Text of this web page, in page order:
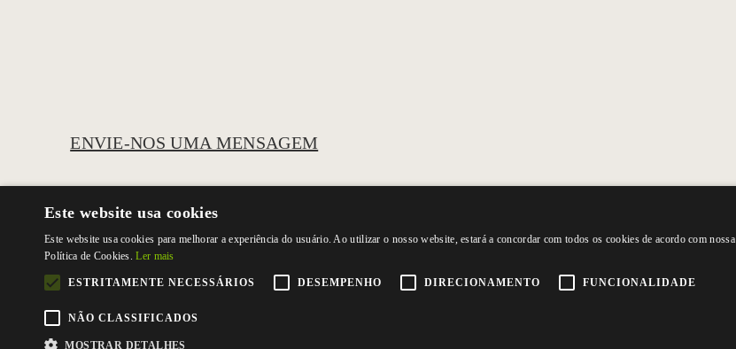
ENVIE-NOS UMA MENSAGEM
Este website usa cookies
Este website usa cookies para melhorar a experiência do usuário. Ao utilizar o nosso website, estará a concordar com todos os cookies de acordo com nossa
Política de Cookies.Ler mais
ESTRITAMENTE NECESSÁRIOS DESEMPENHO DIRECIONAMENTO FUNCIONALIDADE
NÃO CLASSIFICADOS
MOSTRAR DETALHES